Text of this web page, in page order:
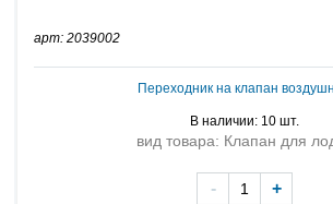
арт: 2039002
Переходник на клапан
В наличии: 10 шт.
вид товара: Клапан для
- +